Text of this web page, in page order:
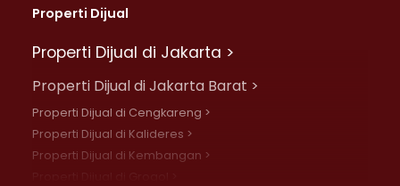
Properti Dijual
Properti Dijual di Jakarta >
Properti Dijual di Jakarta Barat >
Properti Dijual di Cengkareng >
Properti Dijual di Kalideres >
Properti Dijual di Kembangan >